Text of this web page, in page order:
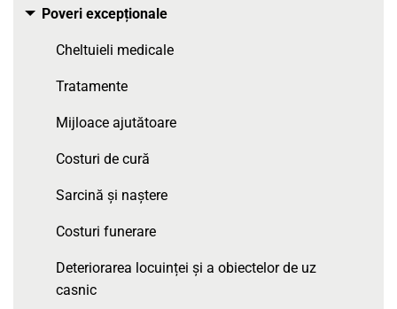
Poveri excepționale
Toggle menu
Cheltuieli medicale
Tratamente
Mijloace ajutătoare
Costuri de cură
Sarcină și naștere
Costuri funerare
Deteriorarea locuinței și a obiectelor de uz
casnic